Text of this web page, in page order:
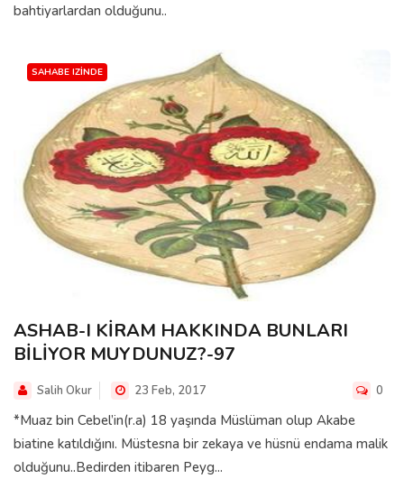
bahtiyarlardan olduğunu..
SAHABE IZINDE
ASHAB-I KİRAM HAKKINDA BUNLARI
BİLİYOR MUYDUNUZ?-97
Salih Okur 23 Feb, 2017 0
*Muaz bin Cebel’in(r.a) 18 yaşında Müslüman olup Akabe
biatine katıldığını. Müstesna bir zekaya ve hüsnü endama malik
olduğunu..Bedirden itibaren Peyg...